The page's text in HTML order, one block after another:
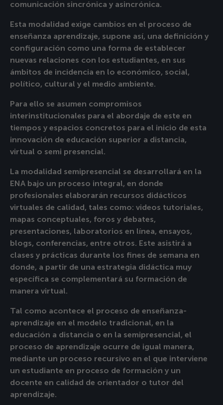
comunicación sincrónica y asincrónica.
Esta modalidad exige cambios en el proceso de
enseñanza aprendizaje, supone así, una definición y
configuración como una forma de establecer
nuevas relaciones con los estudiantes, en sus
ámbitos de incidencia en lo económico, social,
político, cultural y el medio ambiente.
Para ello se asumen compromisos
interinstitucionales para el abordaje de este en
tiempos y espacios concretos para el inicio de esta
innovación de educación superior a distancia,
virtual o semi presencial.
La modalidad semipresencial se desarrollará en la
ENA bajo un proceso integral, en donde
profesionales elaborarán recursos didácticos
virtuales de calidad, tales como: videos tutoriales,
mapas conceptuales, foros y debates,
presentaciones, laboratorios en línea, ensayos,
blogs, conferencias, entre otros. Este asistirá a
clases y prácticas durante los fines de semana en
donde, a partir de una estrategia didáctica muy
específica se complementará su formación de
manera virtual.
Tal como acontece el proceso de enseñanza-
aprendizaje en el modelo tradicional, en la
educación a distancia o en la semipresencial, el
proceso de aprendizaje ocurre de igual manera,
mediante un proceso recursivo en el que interviene
un estudiante en proceso de formación y un
docente en calidad de orientador o tutor del
aprendizaje.